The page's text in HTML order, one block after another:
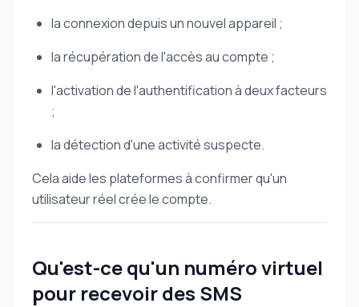
la connexion depuis un nouvel appareil ;
la récupération de l'accès au compte ;
l'activation de l'authentification à deux facteurs
;
la détection d'une activité suspecte.
Cela aide les plateformes à confirmer qu'un
utilisateur réel crée le compte.
Qu'est-ce qu'un numéro virtuel
pour recevoir des SMS